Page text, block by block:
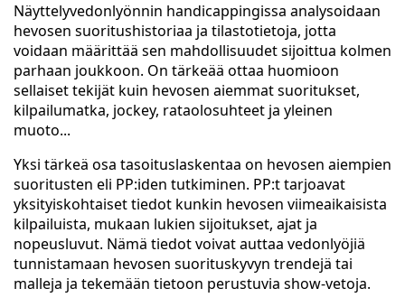
Näyttelyvedonlyönnin handicappingissa analysoidaan
hevosen suoritushistoriaa ja tilastotietoja, jotta
voidaan määrittää sen mahdollisuudet sijoittua kolmen
parhaan joukkoon. On tärkeää ottaa huomioon
sellaiset tekijät kuin hevosen aiemmat suoritukset,
kilpailumatka, jockey, rataolosuhteet ja yleinen
muoto...
Yksi tärkeä osa tasoituslaskentaa on hevosen aiempien
suoritusten eli PP:iden tutkiminen. PP:t tarjoavat
yksityiskohtaiset tiedot kunkin hevosen viimeaikaisista
kilpailuista, mukaan lukien sijoitukset, ajat ja
nopeusluvut. Nämä tiedot voivat auttaa vedonlyöjiä
tunnistamaan hevosen suorituskyvyn trendejä tai
malleja ja tekemään tietoon perustuvia show-vetoja.